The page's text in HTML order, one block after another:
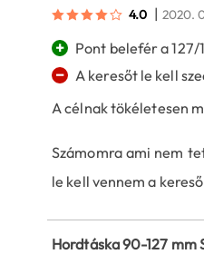
4.0 | 2020.
+ Pont belefér a
− A keresőt le kell
A célnak tökéletesen
Számomra ami nem
le kell vennem a
Hordtáska 90-127 mm